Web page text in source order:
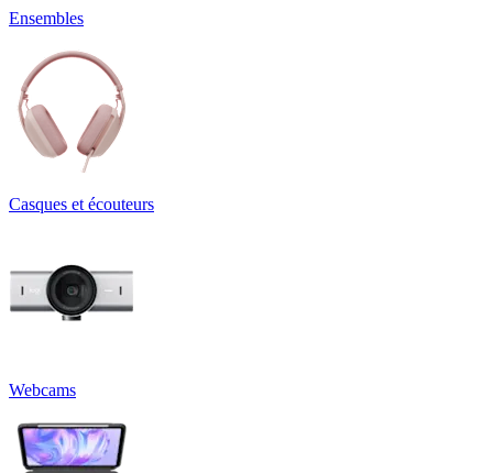
Ensembles
Casques et écouteurs
Webcams